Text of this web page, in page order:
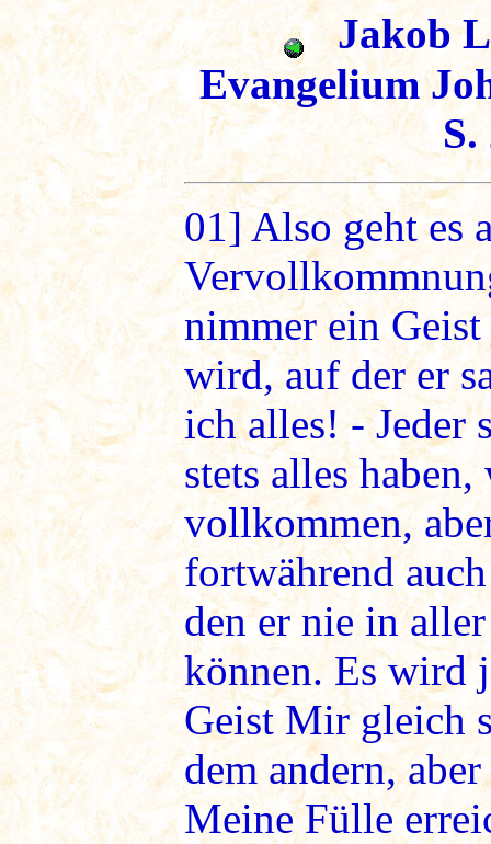
Jakob
Evangelium
01]Also geht es
nimmer ein
wird, auf der er
ich alles! - Jeder
stets alles
vollkommen,
fortwährend
den er nie in
können. Es wird
Geist Mir gleich
dem andern,
Meine Fülle